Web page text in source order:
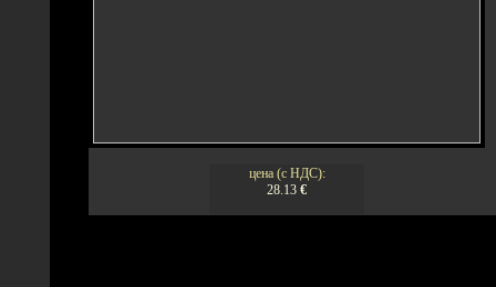
цена (с НДС):
28.13 €